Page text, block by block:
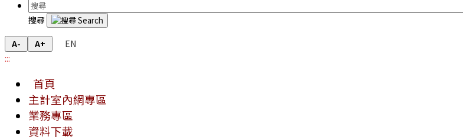
搜尋
A- A+
EN
:::
首頁
主計室內網專區
業務專區
資料下載